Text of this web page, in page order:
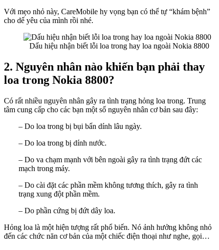
Với mẹo nhỏ này, CareMobile hy vọng bạn có thể tự “khám bệnh”
cho dế yêu của mình rồi nhé.
Dấu hiệu nhận biết lỗi loa trong hay loa ngoài Nokia 8800
2. Nguyên nhân nào khiến bạn phải thay
loa trong Nokia 8800?
Có rất nhiều nguyên nhân gây ra tình trạng hỏng loa trong. Trung
tâm cung cấp cho các bạn một số nguyên nhân cơ bản sau đây:
– Do loa trong bị bụi bẩn dính lâu ngày.
– Do loa trong bị dính nước.
– Do va chạm mạnh với bên ngoài gây ra tình trạng đứt các
mạch trong máy.
– Do cài đặt các phần mềm không tương thích, gây ra tình
trạng xung đột phần mềm.
– Do phần cứng bị đứt dây loa.
Hỏng loa là một hiện tượng rất phổ biến. Nó ảnh hưởng không nhỏ
đến các chức năn cơ bản của một chiếc điện thoại như nghe, gọi…